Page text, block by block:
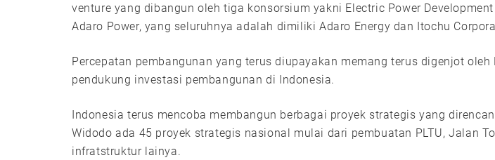
venture yang dibangun oleh tiga konsorsium yakni Electric Power Development
Adaro Power, yang seluruhnya adalah dimiliki Adaro Energy dan Itochu
Percepatan pembangunan yang terus diupayakan memang terus digenjot oleh
pendukung investasi pembangunan di Indonesia.
Indonesia terus mencoba membangun berbagai proyek strategis yang
Widodo ada 45 proyek strategis nasional mulai dari pembuatan PLTU, Jalan
infratstruktur lainya.